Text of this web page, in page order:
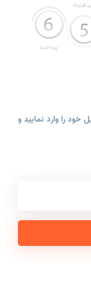
خود را وارد نمایید و